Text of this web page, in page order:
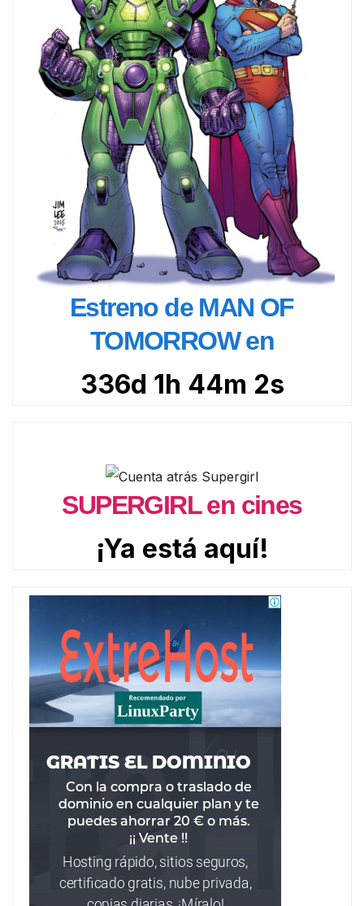
Estreno de MAN OF
TOMORROW en
336d 1h 44m 1s
SUPERGIRL en cines
¡Ya está aquí!